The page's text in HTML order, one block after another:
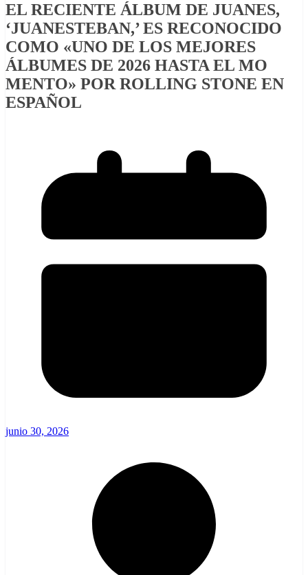
EL RECIENTE ÁLBUM DE JUANES,
‘JUANESTEBAN,’ ES RECONOCIDO
COMO «UNO DE LOS MEJORES
ÁLBUMES DE 2026 HASTA EL MO
MENTO» POR ROLLING STONE EN
ESPAÑOL
junio 30, 2026